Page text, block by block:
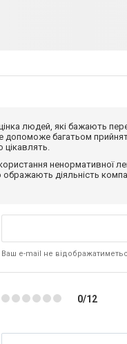
людей, які бажають
допоможе багатьом
ненормативної
діяльність
Ваш e-mail не
0/12